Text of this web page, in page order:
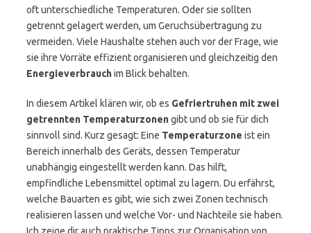
oft unterschiedliche Temperaturen. Oder sie sollten
getrennt gelagert werden, um Geruchsübertragung zu
vermeiden. Viele Haushalte stehen auch vor der Frage, wie
sie ihre Vorräte effizient organisieren und gleichzeitig den
Energieverbrauchim Blick behalten.
In diesem Artikel klären wir, ob es Gefriertruhen mit zwei
getrennten Temperaturzonengibt und ob sie für dich
sinnvoll sind. Kurz gesagt: Eine Temperaturzone ist ein
Bereich innerhalb des Geräts, dessen Temperatur
unabhängig eingestellt werden kann. Das hilft,
empfindliche Lebensmittel optimal zu lagern. Du erfährst,
welche Bauarten es gibt, wie sich zwei Zonen technisch
realisieren lassen und welche Vor- und Nachteile sie haben.